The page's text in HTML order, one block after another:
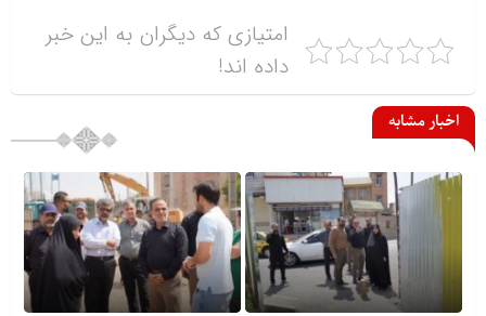
امتیازی که دیگران به این خبر
داده اند!
اخبار مشابه